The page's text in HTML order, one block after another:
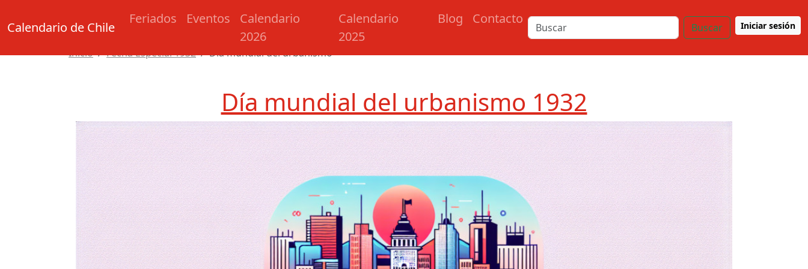
Calendario de Chile
Feriados Eventos
Calendario
2026
Calendario
2025
Blog Contacto
Buscar Iniciar sesión
Inicio Fecha Especial 1932 Día mundial del urbanismo
Día mundial del urbanismo 1932